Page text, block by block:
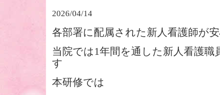
2026/04/14
各部署に配属された新人看護師が
当院では1年間を通した新人看護
す
本研修では